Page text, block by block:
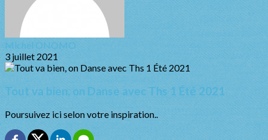
Michel ONOMO
3 juillet 2021
Tout va bien, on Danse avec Ths 1 Été 2021
Poursuivez ici selon votre inspiration..